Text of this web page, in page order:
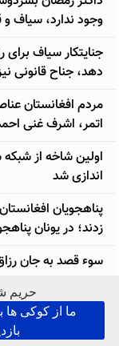
حریم
ما از کوکی ها
وجود ندارد، سیاف
دهد، جناح قانونی
مردم افغانستان
اتمر، اشرف غنی
اولین شاخه از
اندازی شد
پناهجویان
زدند؛ در یونان
سوء قصد به جان
امضای قرارداد
بلای جان